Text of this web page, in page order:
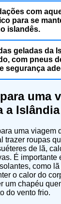
com
para se
islandês.
geladas da
com pneus
segurança
uma
a Islândia
uma viagem
trazer roupas
de lã,
É importante
como
o calor do
um chapéu
do vento frio.